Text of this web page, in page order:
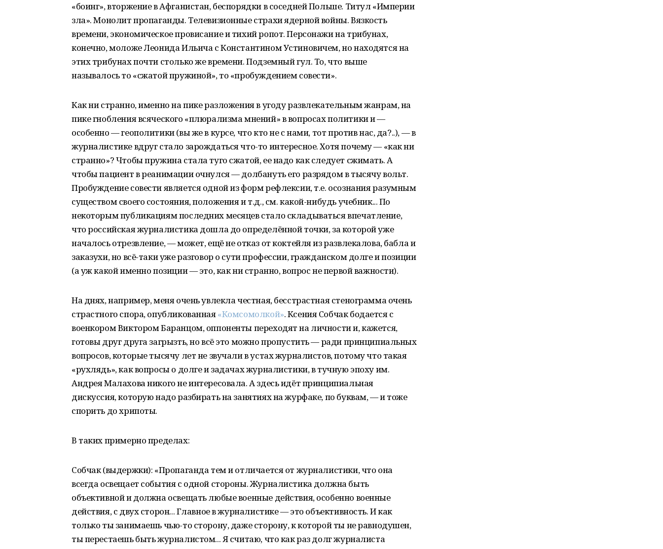
«боинг», вторжение в Афганистан, беспорядки в соседней Польше. Титул «Империи
зла». Монолит пропаганды. Телевизионные страхи ядерной войны. Вязкость
времени, экономическое провисание и тихий ропот. Персонажи на трибунах,
конечно, моложе Леонида Ильича с Константином Устиновичем, но находятся на
этих трибунах почти столько же времени. Подземный гул. То, что выше
называлось то «сжатой пружиной», то «пробуждением совести».
Как ни странно, именно на пике разложения в угоду развлекательным жанрам, на
пике гнобления всяческого «плюрализма мнений» в вопросах политики и —
особенно — геополитики (вы же в курсе, что кто не с нами, тот против нас, да?..), — в
журналистике вдруг стало зарождаться что-то интересное. Хотя почему — «как ни
странно»? Чтобы пружина стала туго сжатой, ее надо как следует сжимать. А
чтобы пациент в реанимации очнулся — долбануть его разрядом в тысячу вольт.
Пробуждение совести является одной из форм рефлексии, т.е. осознания разумным
существом своего состояния, положения и т.д., см. какой-нибудь учебник... По
некоторым публикациям последних месяцев стало складываться впечатление,
что российская журналистика дошла до определённой точки, за которой уже
началось отрезвление, — может, ещё не отказ от коктейля из развлекалова, бабла и
заказухи, но всё-таки уже разговор о сути профессии, гражданском долге и позиции
(а уж какой именно позиции — это, как ни странно, вопрос не первой важности).
На днях, например, меня очень увлекла честная, бесстрастная стенограмма очень
страстного спора, опубликованная«Комсомолкой». Ксения Собчак бодается с
военкором Виктором Баранцом, оппоненты переходят на личности и, кажется,
готовы друг друга загрызть, но всё это можно пропустить — ради принципиальных
вопросов, которые тысячу лет не звучали в устах журналистов, потому что такая
«рухлядь», как вопросы о долге и задачах журналистики, в тучную эпоху им.
Андрея Малахова никого не интересовала. А здесь идёт принципиальная
дискуссия, которую надо разбирать на занятиях на журфаке, по буквам, — и тоже
спорить до хрипоты.
В таких примерно пределах:
Собчак (выдержки): «Пропаганда тем и отличается от журналистики, что она
всегда освещает события с одной стороны. Журналистика должна быть
объективной и должна освещать любые военные действия, особенно военные
действия, с двух сторон... Главное в журналистике — это объективность. И как
только ты занимаешь чью-то сторону, даже сторону, к которой ты не равнодушен,
ты перестаешь быть журналистом... Я считаю, что как раз долг журналиста